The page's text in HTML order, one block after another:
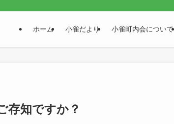
ホーム 小雀だより 小雀町内会について
存知ですか？